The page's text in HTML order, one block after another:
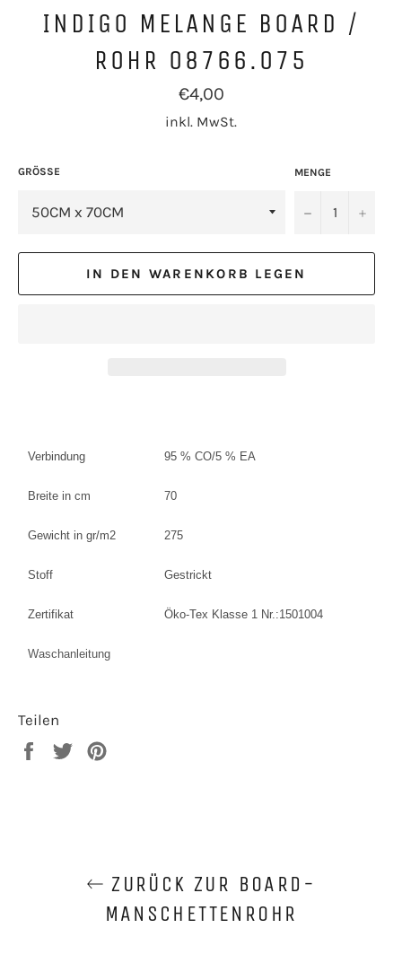
INDIGO MELANGE BOARD /
ROHR 08766.075
Normaler
Preis
€4,00
inkl. MwSt.
GRÖSSE MENGE
− +
IN DEN WARENKORB LEGEN
Verbindung 95 % CO/5 % EA
Breite in cm 70
Gewicht in gr/m2 275
Stoff Gestrickt
Zertifikat Öko-Tex Klasse 1 Nr.:1501004
Waschanleitung
Teilen
Auf
Auf
ZURÜCK ZUR BOARD-
MANSCHETTENROHR